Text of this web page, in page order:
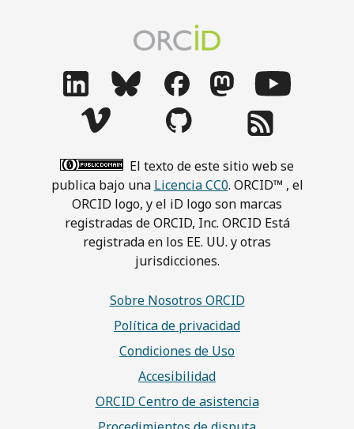
El texto de este sitio web se
publica bajo una Licencia CC0. ORCID™ , el
ORCID logo, y el iD logo son marcas
registradas de ORCID, Inc. ORCID Está
registrada en los EE. UU. y otras
jurisdicciones.
Sobre Nosotros ORCID
Política de privacidad
Condiciones de Uso
Accesibilidad
ORCID Centro de asistencia